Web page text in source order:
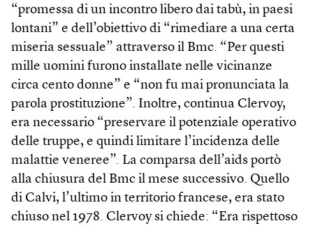
“promessa di un incontro libero dai tabù, in paesi
lontani” e dell’obiettivo di “rimediare a una certa
miseria sessuale” attraverso il Bmc. “Per questi
mille uomini furono installate nelle vicinanze
circa cento donne” e “non fu mai pronunciata la
parola prostituzione”. Inoltre, continua Clervoy,
era necessario “preservare il potenziale operativo
delle truppe, e quindi limitare l’incidenza delle
malattie veneree”. La comparsa dell’aids portò
alla chiusura del Bmc il mese successivo. Quello
di Calvi, l’ultimo in territorio francese, era stato
chiuso nel 1978. Clervoy si chiede: “Era rispettoso